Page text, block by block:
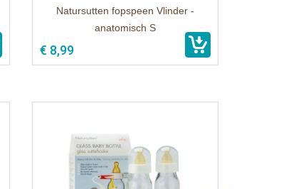
Natursutten fopspeen Vlinder -
anatomisch S
€ 8,99